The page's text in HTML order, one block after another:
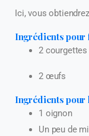
Ici, vous
Ingrédients pour
2 courgettes
2 œufs
Ingrédients pour
1 oignon
Un peu de